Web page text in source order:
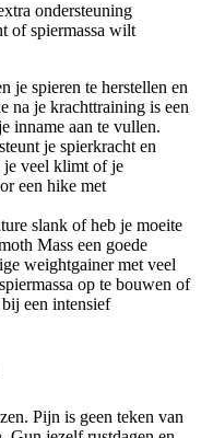
ondersteuning
of spiermassa wilt
je spieren te herstellen en
na je krachttraining is een
inname aan te vullen.
je spierkracht en
je veel klimt of je
een hike met
slank of heb je moeite
Mass een goede
weightgainer met veel
op te bouwen of
een intensief
Pijn is geen teken van